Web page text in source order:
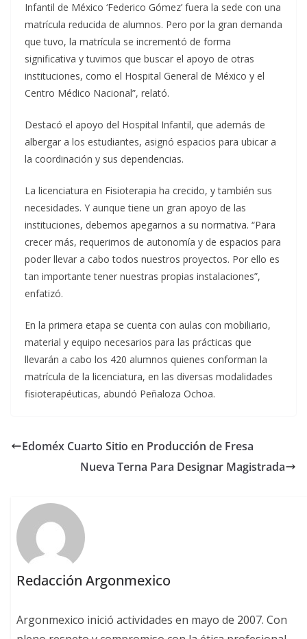
Infantil de México ‘Federico Gómez’ fuera la sede con una
matrícula reducida de alumnos. Pero por la gran demanda
que tuvo, la matrícula se incrementó de forma
significativa y tuvimos que buscar el apoyo de otras
instituciones, como el Hospital General de México y el
Centro Médico Nacional”, relató.
Destacó el apoyo del Hospital Infantil, que además de
albergar a los estudiantes, asignó espacios para ubicar a
la coordinación y sus dependencias.
La licenciatura en Fisioterapia ha crecido, y también sus
necesidades. Y aunque tiene un gran apoyo de las
instituciones, debemos apegarnos a su normativa. “Para
crecer más, requerimos de autonomía y de espacios para
poder llevar a cabo todos nuestros proyectos. Por ello es
tan importante tener nuestras propias instalaciones”,
enfatizó.
En la primera etapa se cuenta con aulas con mobiliario,
material y equipo necesarios para las prácticas que
llevarán a cabo los 420 alumnos quienes conforman la
matrícula de la licenciatura, en las diversas modalidades
fisioterapéuticas, abundó Peñaloza Ochoa.
Edoméx Cuarto Sitio en Producción de Fresa
Nueva Terna Para Designar Magistrada
Redacción Argonmexico
Argonmexico inició actividades en mayo de 2007. Con